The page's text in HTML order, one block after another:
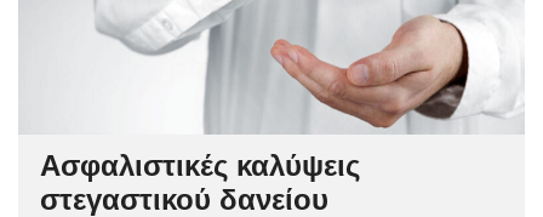
Ασφαλιστικές καλύψεις
στεγαστικού δανείου